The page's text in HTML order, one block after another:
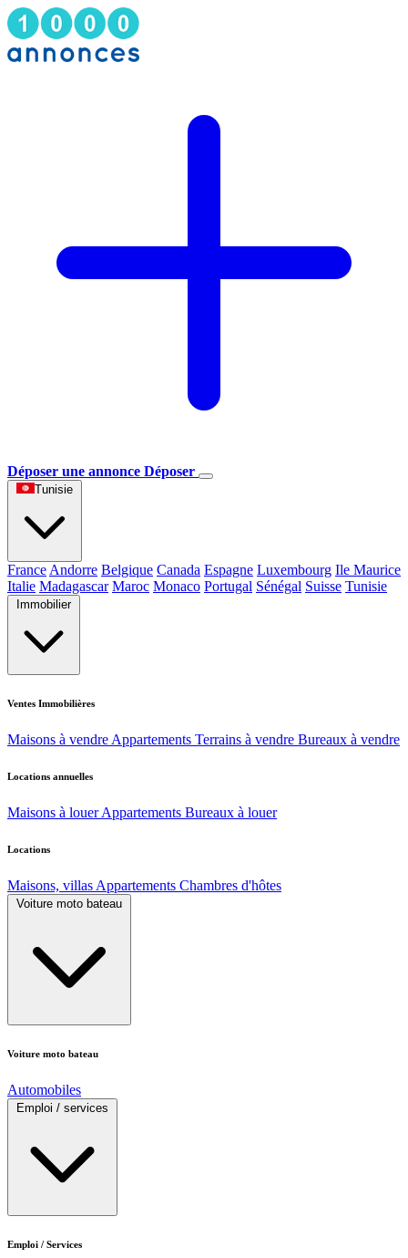
Déposer une annonce Déposer
Tunisie
France Andorre Belgique Canada Espagne Luxembourg Ile Maurice
Italie Madagascar Maroc Monaco Portugal Sénégal Suisse Tunisie
Immobilier
Ventes Immobilières
Maisons à vendre Appartements Terrains à vendre Bureaux à vendre
Locations annuelles
Maisons à louer Appartements Bureaux à louer
Locations
Maisons, villas Appartements Chambres d'hôtes
Voiture moto bateau
Voiture moto bateau
Automobiles
Emploi / services
Emploi / Services